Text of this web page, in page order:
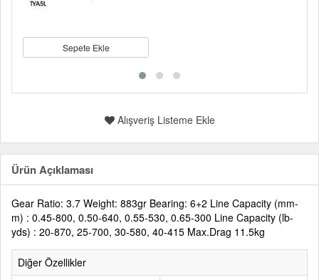
Sepete Ekle
Alışveriş Listeme Ekle
Ürün Açıklaması
Gear Ratio: 3.7 Weight: 883gr Bearing: 6+2 Line Capacity (mm-
m) : 0.45-800, 0.50-640, 0.55-530, 0.65-300 Line Capacity (lb-
yds) : 20-870, 25-700, 30-580, 40-415 Max.Drag 11.5kg
Diğer Özellikler